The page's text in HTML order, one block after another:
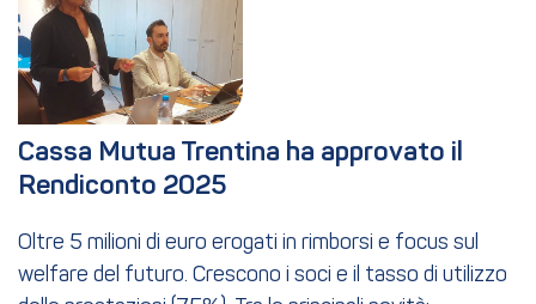
Cassa Mutua Trentina ha approvato il
Rendiconto 2025
Oltre 5 milioni di euro erogati in rimborsi e focus sul
welfare del futuro. Crescono i soci e il tasso di utilizzo